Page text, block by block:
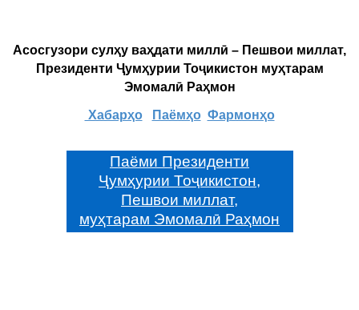
Асосгузори сулҳу ваҳдати миллӣ – Пешвои миллат,
Президенти Ҷумҳурии Тоҷикистон муҳтарам
Эмомалӣ Раҳмон
Хабарҳо Паёмҳо Фармонҳо
Паёми Президенти
Ҷумҳурии Тоҷикистон,
Пешвои миллат,
муҳтарам Эмомалӣ Раҳмон